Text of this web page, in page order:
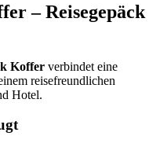
– Reisegepäck
Koffer verbindet eine
reisefreundlichen
Hotel.